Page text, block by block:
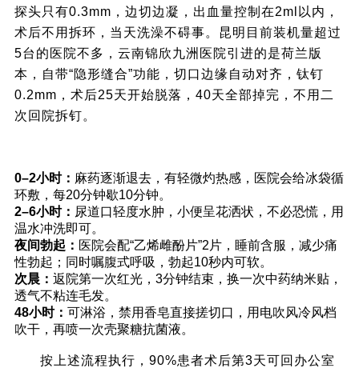
探头只有0.3mm，边切边凝，出血量控制在2ml以内，
术后不用拆环，当天洗澡不碍事。昆明目前装机量超过
5台的医院不多，云南锦欣九洲医院引进的是荷兰版
本，自带“隐形缝合”功能，切口边缘自动对齐，钛钉
0.2mm，术后25天开始脱落，40天全部掉完，不用二
次回院拆钉。
0–2小时： 麻药逐渐退去，有轻微灼热感，医院会给冰袋循
环敷，每20分钟歇10分钟。
2–6小时： 尿道口轻度水肿，小便呈花洒状，不必恐慌，用
温水冲洗即可。
夜间勃起： 医院会配“乙烯雌酚片”2片，睡前含服，减少痛
性勃起；同时嘱腹式呼吸，勃起10秒内可软。
次晨： 返院第一次红光，3分钟结束，换一次中药纳米贴，
透气不粘连毛发。
48小时： 可淋浴，禁用香皂直接搓切口，用电吹风冷风档
吹干，再喷一次壳聚糖抗菌液。
按上述流程执行，90%患者术后第3天可回办公室